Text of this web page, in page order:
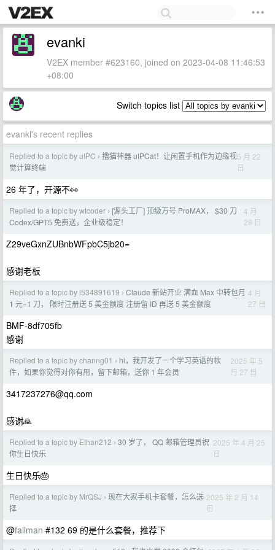
evanki
V2EX member #623160, joined on 2023-04-08 11:46:53
+08:00
Switch topics list
evanki's recent replies
Replied to a topic by uIPC › 撸猫神器 uIPCat！让闲置手机作为边缘视
觉计算终端
5 月 22
日
26 年了，开源不👀
Replied to a topic by wtcoder › [源头工厂] 顶级万号 ProMAX， $30 刀
Codex/GPT5 免费送，企业级稳定！
4 月
29 日
Z29veGxnZUBnbWFpbC5jb20=
感谢老板
Replied to a topic by l534891619 › Claude 新站开业 满血 Max 中转包月
1 元=1 刀， 限时注册送 5 美金额度 注册留 ID 再送 5 美金额度
4 月
27 日
BMF-8df705fb
感谢
Replied to a topic by channg01 › hi，我开发了一个学习英语的软
件，如果你觉得对你有用，留下邮箱，送你 1 年会员
2025 年 5
月 27 日
3417237276@qq.com
感谢🙏
Replied to a topic by Ethan212 › 30 岁了， QQ 邮箱管理员祝
你生日快乐
2025 年 4 月 25
日
生日快乐🎂
Replied to a topic by MrQSJ › 现在大家手机卡套餐，怎么选
择
2025 年 2 月 14
日
@failman #132 69 的是什么套餐，推荐下